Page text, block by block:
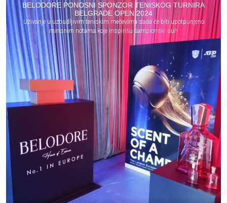
BELODORE PONOSNI SPONZOR TENISKOG TURNIRA
BELGRADE OPEN 2024
Uživanje u uzbudljivim teniskim mečevima sada će biti upotpunjeno
mirisnim notama koje inspirišu šampionski duh